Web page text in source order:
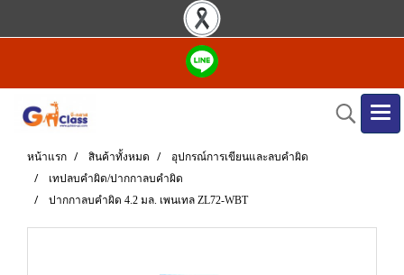
หน้าแรก สินค้าทั้งหมด
อุปกรณ์การเขียนและลบคำผิด
เทปลบคำผิด/ปากกาลบคำผิด
ปากกาลบคำผิด 4.2 มล. เพนเทล ZL72-WBT